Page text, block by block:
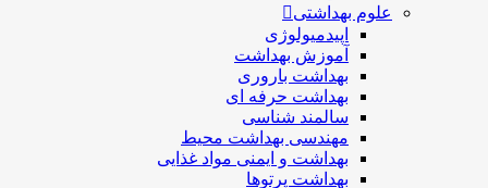
علوم بهداشتی
اپیدمیولوژی
آموزش بهداشت
بهداشت باروری
بهداشت حرفه ای
سالمند شناسی
مهندسی بهداشت محيط
بهداشت و ایمنی مواد غذایی
بهداشت پرتوها